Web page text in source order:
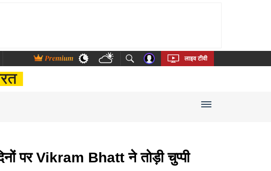
Me Marathi Bengali Telugu Tamil Kannada Malayalam
लाइव टीवी
पर Vikram Bhatt ने तोड़ी चुप्पी